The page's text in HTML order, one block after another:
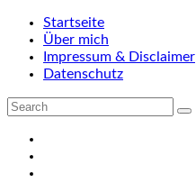
Startseite
Über mich
Impressum & Disclaimer
Datenschutz